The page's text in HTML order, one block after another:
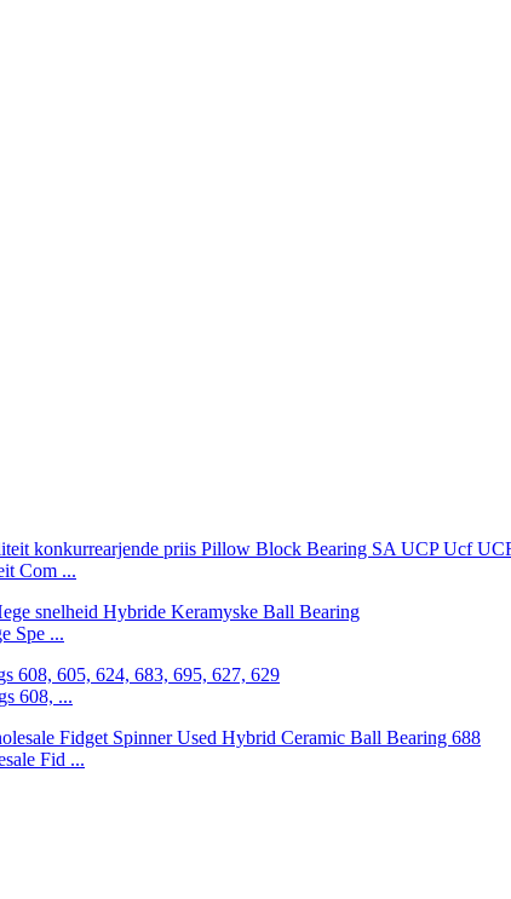
Com ...
Spe ...
608, ...
Fid ...